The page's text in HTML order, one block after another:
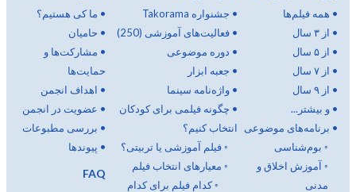
• همه فیلم‌ها
• از ۳ سال
• از ۵ سال
• از ۷ سال
• از ۹ سال
• و بیشتر...
• برنامه‌های موضوعی
◦ بوم‌شناسی
◦ آموزش اخلاق و
مدنی
• جشنواره Takorama
• فعالیت‌های آموزشی (250)
• دوره موضوعی
• جعبه ابزار
• واژه‌نامه سینما
• چگونه فیلمی برای کودکان
انتخاب کنیم؟
◦فیلم آموزشی یا تربیتی؟
◦ معیارهای انتخاب فیلم
◦کدام فیلم برای کدام
• ما کی هستیم؟
• حامیان
• مشارکت‌ها و
حمایت‌ها
• اهداف انجمن
• عضویت در انجمن
• بررسی مطبوعات
• پیوندها
FAQ